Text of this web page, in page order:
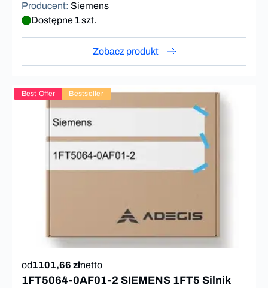
Producent: Siemens
Dostępne 1 szt.
Zobacz produkt
Best Offer Bestseller
od1101,66 złnetto
1FT5064-0AF01-2 SIEMENS 1FT5 Silnik